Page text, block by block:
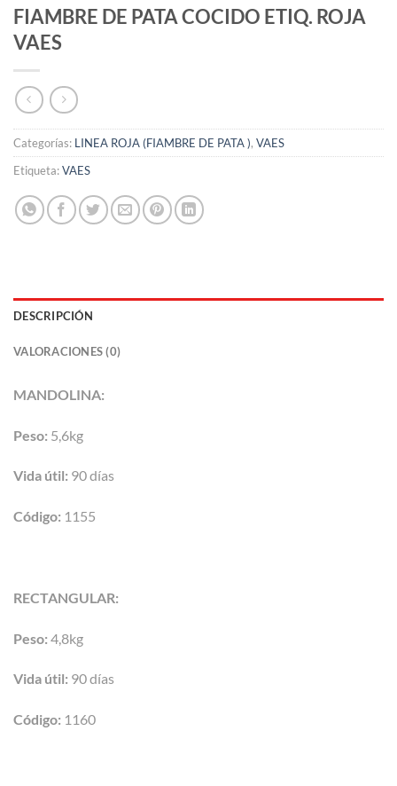
FIAMBRE DE PATA COCIDO ETIQ. ROJA
VAES
Categorías: LINEA ROJA (FIAMBRE DE PATA ), VAES
Etiqueta:VAES
DESCRIPCIÓN
VALORACIONES (0)
MANDOLINA:
Peso: 5,6kg
Vida útil: 90 días
Código: 1155
RECTANGULAR:
Peso: 4,8kg
Vida útil: 90 días
Código: 1160